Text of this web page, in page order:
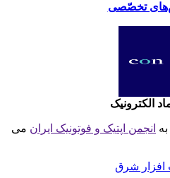
تخصّصی
الکترونیک
انجمن اپتیک و فوتونیک ایران می
شرق